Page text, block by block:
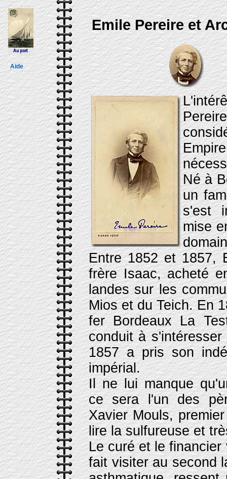
Aide
Emile Pereire et
Né à
un
s'est
mise
Entre 1852 et 1857,
frère Isaac, acheté
landes sur les
Mios et du Teich. En
fer Bordeaux La
conduit à
1857 a pris son
impérial.
Il ne lui manque
ce sera l'un des
Xavier Mouls,
lire la sulfureuse et
Le curé et le
fait visiter au second